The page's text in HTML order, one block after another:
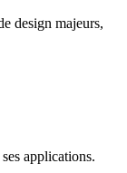
design majeurs,
applications.